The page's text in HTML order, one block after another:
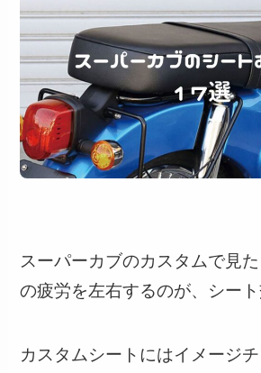
スーパーカブのカスタムで見
の疲労を左右するのが、シート
カスタムシートにはイメージ